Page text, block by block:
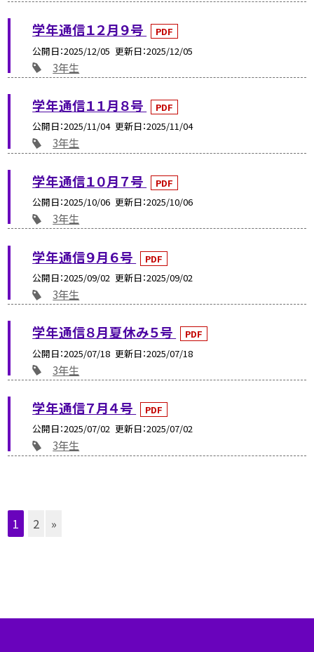
学年通信１２月９号
PDF
公開日 2025/12/05 更新日 2025/12/05
3年生
学年通信１１月８号
PDF
公開日 2025/11/04 更新日 2025/11/04
3年生
学年通信１０月７号
PDF
公開日 2025/10/06 更新日 2025/10/06
3年生
学年通信９月６号
PDF
公開日 2025/09/02 更新日 2025/09/02
3年生
学年通信８月夏休み５号
PDF
公開日 2025/07/18 更新日 2025/07/18
3年生
学年通信７月４号
PDF
公開日 2025/07/02 更新日 2025/07/02
3年生
1 2 »